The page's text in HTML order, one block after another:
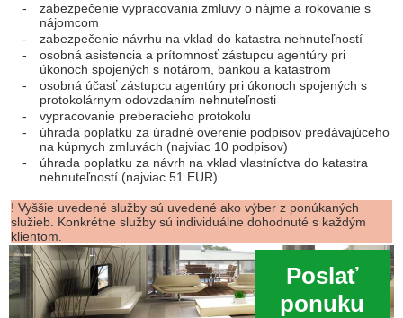
-
zabezpečenie vypracovania zmluvy o nájme a rokovanie s
nájomcom
-
zabezpečenie návrhu na vklad do katastra nehnuteľností
-
osobná asistencia a prítomnosť zástupcu agentúry pri
úkonoch spojených s notárom, bankou a katastrom
-
osobná účasť zástupcu agentúry pri úkonoch spojených s
protokolárnym odovzdaním nehnuteľnosti
-
vypracovanie preberacieho protokolu
-
úhrada poplatku za úradné overenie podpisov predávajúceho
na kúpnych zmluvách (najviac 10 podpisov)
-
úhrada poplatku za návrh na vklad vlastníctva do katastra
nehnuteľností (najviac 51 EUR)
! Vyššie uvedené služby sú uvedené ako výber z ponúkaných
služieb. Konkrétne služby sú individuálne dohodnuté s každým
klientom.
Poslať
ponuku